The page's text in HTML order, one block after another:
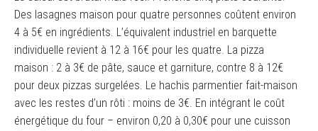
Des lasagnes maison pour quatre personnes coûtent environ
4 à 5€ en ingrédients. L’équivalent industriel en barquette
individuelle revient à 12 à 16€ pour les quatre. La pizza
maison : 2 à 3€ de pâte, sauce et garniture, contre 8 à 12€
pour deux pizzas surgelées. Le hachis parmentier fait-maison
avec les restes d’un rôti : moins de 3€. En intégrant le coût
énergétique du four – environ 0,20 à 0,30€ pour une cuisson